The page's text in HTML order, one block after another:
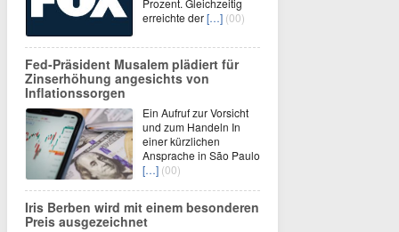
erreichte der[…] (00)
Fed-Präsident Musalem plädiert für
Zinserhöhung angesichts von
Inflationssorgen
Ein Aufruf zur Vorsicht
und zum Handeln In
einer kürzlichen
Ansprache in São Paulo
[…] (00)
Iris Berben wird mit einem besonderen
Preis ausgezeichnet